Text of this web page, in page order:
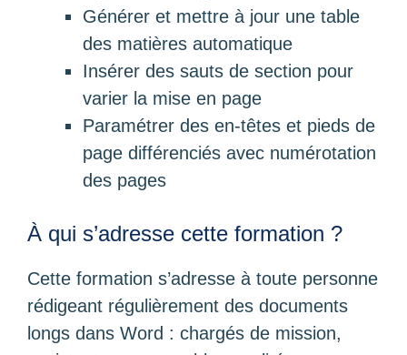
Générer et mettre à jour une table
des matières automatique
Insérer des sauts de section pour
varier la mise en page
Paramétrer des en-têtes et pieds de
page différenciés avec numérotation
des pages
À qui s’adresse cette formation ?
Cette formation s’adresse à toute personne
rédigeant régulièrement des documents
longs dans Word : chargés de mission,